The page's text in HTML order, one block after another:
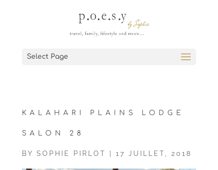
Select Page
KALAHARI PLAINS LODGE
SALON 28
BY SOPHIE PIRLOT 17 JUILLET, 2018